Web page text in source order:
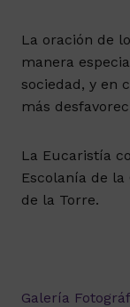
La oración de
manera
sociedad, y en
más
La Eucaristía
Escolanía de
de la Torre.
Galería